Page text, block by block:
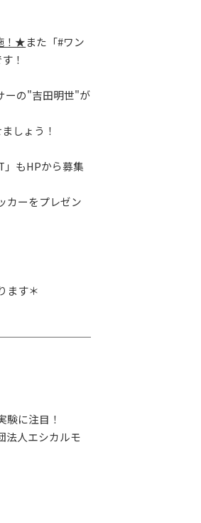
！★また「#ワン
！
ーの"吉田明世"が
しょう！
」もHPから募集
カーをプレゼン
ます＊
験に注目！
法人エシカルモ